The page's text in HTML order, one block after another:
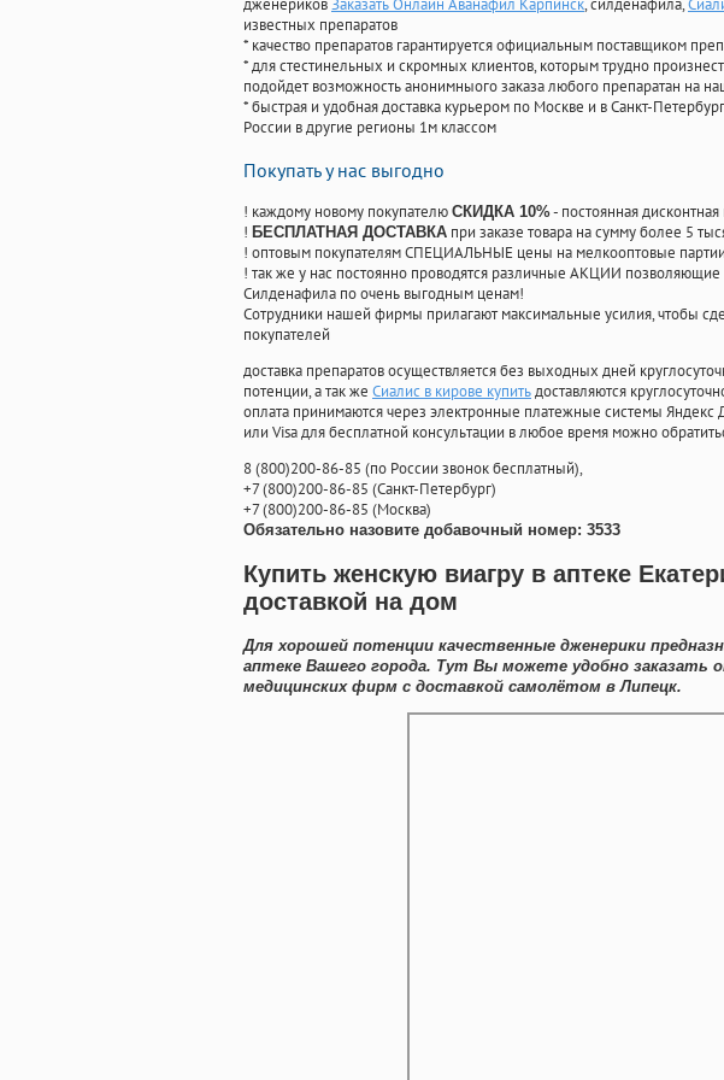
дженериковЗаказать Онлайн Аванафил Карпинск, силденафила,
известных препаратов
* качество препаратов гарантируется официальным поставщиком
* для стестинельных и скромных клиентов, которым трудно
подойдет возможность анонимныого заказа любого препаратан на
* быстрая и удобная доставка курьером по Москве и в Санкт-
России в другие регионы 1м классом
Покупать у нас выгодно
! каждому новому покупателю СКИДКА 10%- постоянная
! БЕСПЛАТНАЯ ДОСТАВКА при заказе товара на сумму более 5
! оптовым покупателям СПЕЦИАЛЬНЫЕ цены на мелкооптовые
! так же у нас постоянно проводятся различные АКЦИИ
Силденафила по очень выгодным ценам!
Cотрудники нашей фирмы прилагают максимальные усилия, чтобы
покупателей
доставка препаратов осуществляется без выходных дней
потенции, а так же Сиалис в кирове купитьдоставляются
оплата принимаются через электронные платежные системы Яндекс
или Visa для бесплатной консультации в любое время можно
8(800)200-86-85 (по России звонок бесплатный),
+7(800)200-86-85 (Санкт-Петербург)
+7(800)200-86-85 (Москва)
Обязательно назовите добавочный номер: 3533
Купить женскую виагру в аптеке
доставкой на дом
Для хорошей потенции качественные дженерики
аптеке Вашего города. Тут Вы можете удобно заказать
медицинских фирм с доставкой самолётом в Липецк.